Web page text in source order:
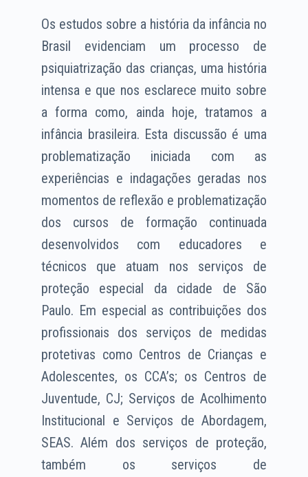
Os estudos sobre a história da infância no
Brasil evidenciam um processo de
psiquiatrização das crianças, uma história
intensa e que nos esclarece muito sobre
a forma como, ainda hoje, tratamos a
infância brasileira. Esta discussão é uma
problematização iniciada com as
experiências e indagações geradas nos
momentos de reflexão e problematização
dos cursos de formação continuada
desenvolvidos com educadores e
técnicos que atuam nos serviços de
proteção especial da cidade de São
Paulo. Em especial as contribuições dos
profissionais dos serviços de medidas
protetivas como Centros de Crianças e
Adolescentes, os CCA’s; os Centros de
Juventude, CJ; Serviços de Acolhimento
Institucional e Serviços de Abordagem,
SEAS. Além dos serviços de proteção,
também os serviços de